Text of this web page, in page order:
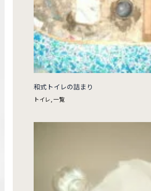
和式トイレの詰まり
トイレ,一覧